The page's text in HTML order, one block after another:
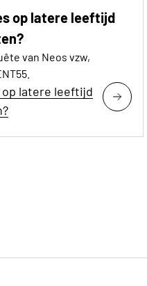
op latere leeftijd
van Neos vzw,
latere leeftijd